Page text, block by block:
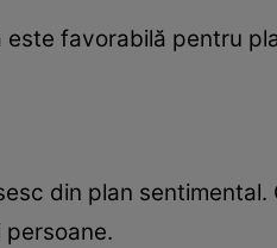
este favorabilă pentru
din plan